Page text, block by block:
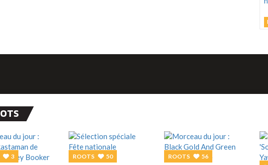
3 ROOTS 50 ROOTS 56